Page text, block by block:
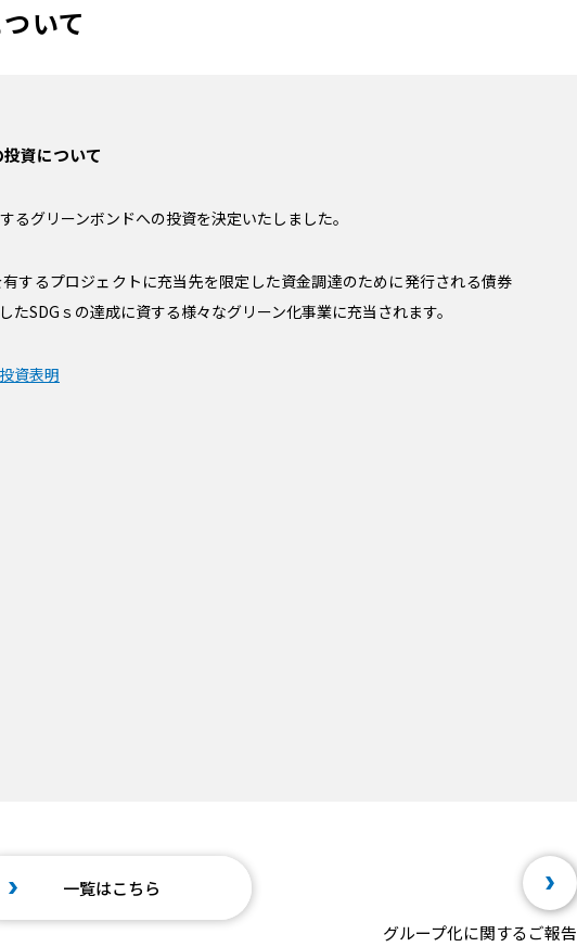
いて
資について
グリーンボンドへの投資を決定いたしました。
するプロジェクトに充当先を限定した資金調達のために発行される債券
SDGｓの達成に資する様々なグリーン化事業に充当されます。
資表明
一覧はこちら
グループ化に関するご報告